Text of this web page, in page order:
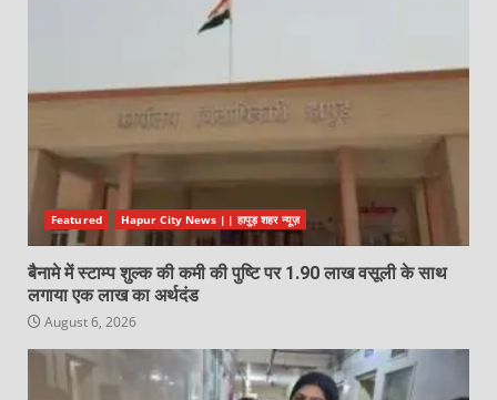
Featured Hapur City News || हापुड़ शहर न्यूज़
बैनामे में स्टाम्प शुल्क की कमी की पुष्टि पर 1.90 लाख वसूली के साथ
लगाया एक लाख का अर्थदंड
August 6, 2026